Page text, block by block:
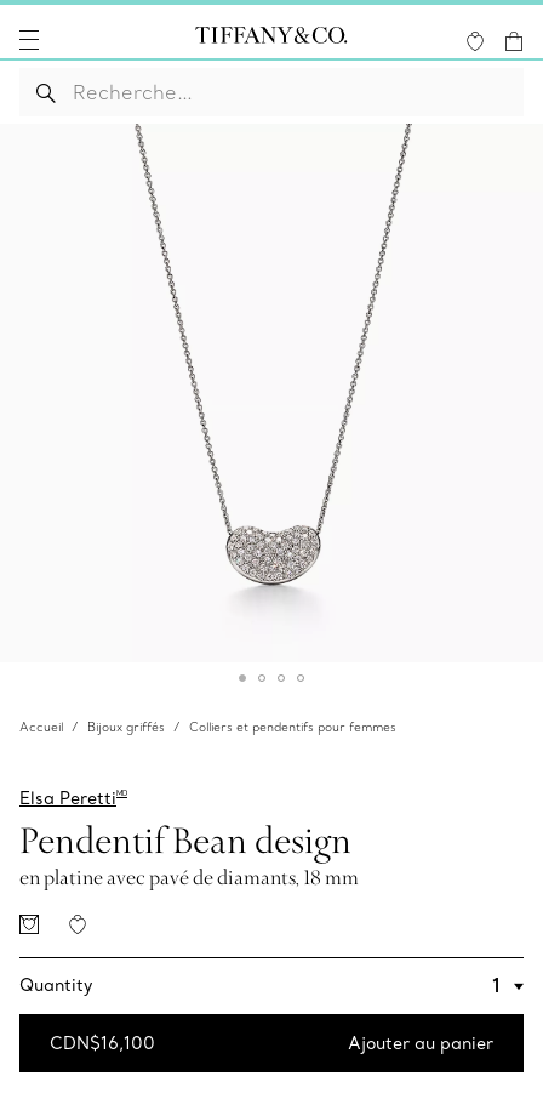
Accueil Bijoux griffés Colliers et pendentifs pour femmes
Elsa PerettiMD
Pendentif Bean design
en platine avec pavé de diamants, 18 mm
Quantity
CDN$16,100 Ajouter au panier